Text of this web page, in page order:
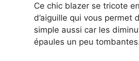
Ce chic blazer se tricote
d’aiguille qui vous permet
simple aussi car les
épaules un peu